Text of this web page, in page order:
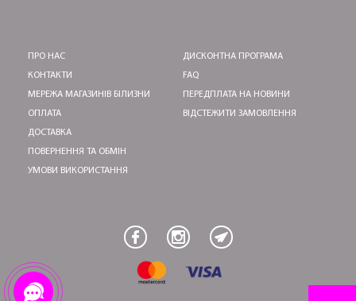
ПРО НАС
КОНТАКТИ
МЕРЕЖА МАГАЗИНІВ БІЛИЗНИ
ОПЛАТА
ДОСТАВКА
ПОВЕРНЕННЯ ТА ОБМІН
УМОВИ ВИКОРИСТАННЯ
ДИСКОНТНА ПРОГРАМА
FAQ
ПЕРЕДПЛАТА НА НОВИНИ
ВІДСТЕЖИТИ ЗАМОВЛЕННЯ